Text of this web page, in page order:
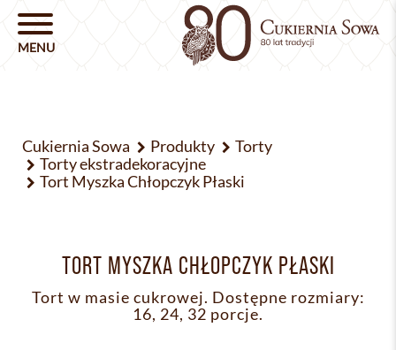
Cukiernia Sowa Produkty
Torty
Torty ekstradekoracyjne
Tort Myszka Chłopczyk Płaski
TORT MYSZKA CHŁOPCZYK PŁASKI
Tort w masie cukrowej. Dostępne rozmiary:
16, 24, 32 porcje.